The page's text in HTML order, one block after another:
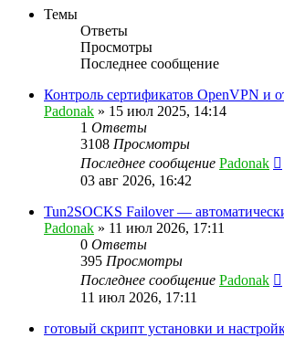
Темы
Ответы
Просмотры
Последнее сообщение
Контроль сертификатов OpenVPN и
Padonak » 15 июл 2025, 14:14
1 Ответы
3108 Просмотры
Последнее сообщение Padonak
03 авг 2026, 16:42
Tun2SOCKS Failover —
Padonak » 11 июл 2026, 17:11
0 Ответы
395 Просмотры
Последнее сообщение Padonak
11 июл 2026, 17:11
готовый скрипт установки и